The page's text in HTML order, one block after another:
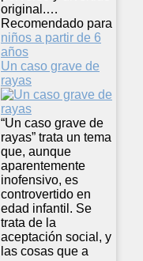
original.…
Recomendado para
niños a partir de 6
años
Un caso grave de
rayas
“Un caso grave de
rayas” trata un tema
que, aunque
aparentemente
inofensivo, es
controvertido en
edad infantil. Se
trata de la
aceptación social, y
las cosas que a